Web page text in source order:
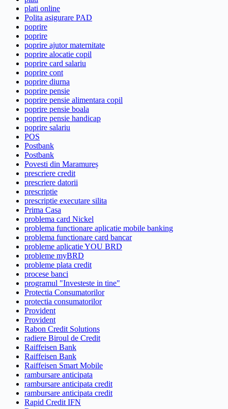
plati online
Polita asigurare PAD
poprire
poprire
poprire ajutor maternitate
poprire alocatie copil
poprire card salariu
poprire cont
poprire diurna
poprire pensie
poprire pensie alimentara copil
poprire pensie boala
poprire pensie handicap
poprire salariu
POS
Postbank
Postbank
Povesti din Maramureș
prescriere credit
prescriere datorii
prescriptie
prescriptie executare silita
Prima Casa
problema card Nickel
problema functionare aplicatie mobile banking
problema functionare card bancar
probleme aplicatie YOU BRD
probleme myBRD
probleme plata credit
procese banci
programul "Investeste in tine"
Protectia Consumatorilor
protectia consumatorilor
Provident
Provident
Rabon Credit Solutions
radiere Biroul de Credit
Raiffeisen Bank
Raiffeisen Bank
Raiffeisen Smart Mobile
rambursare anticipata
rambursare anticipata credit
rambursare anticipata credit
Rapid Credit IFN